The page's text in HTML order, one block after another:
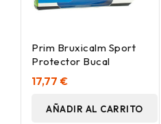
Prim Bruxicalm Sport
Protector Bucal
17,77 €
AÑADIR AL CARRITO